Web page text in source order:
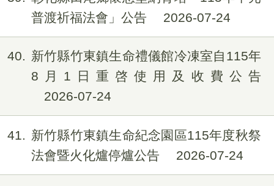
普渡祈福法會」公告
2026-07-24
40
新竹縣竹東鎮生命禮儀館冷凍室自115年
8月1日重啓使用及收費公告
2026-07-24
41
新竹縣竹東鎮生命紀念園區115年度秋祭
法會暨火化爐停爐公告
2026-07-24